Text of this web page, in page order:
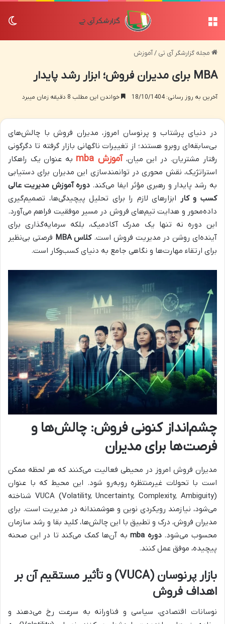
مجله گزارشگر آی تی /آموزش
MBA برای مدیران فروش؛ ابزار رشد پایدار
آخرین به روز رسانی: 18/10/1404 خواندن این مطلب 8 دقیقه زمان میبرد
در دنیای پرشتاب و پرنوسان امروز، مدیران فروش با چالش‌های
بی‌سابقه‌ای روبرو هستند؛ از تغییرات ناگهانی بازار گرفته تا دگرگونی
رفتار مشتریان. در این میان، آموزش mba
به عنوان یک راهکار
استراتژیک، نقش محوری در توانمندسازی این مدیران برای دستیابی
به رشد پایدار و رهبری مؤثر ایفا می‌کند. دوره آموزش مدیریت عالی
کسب و کار ابزارهای لازم را برای تحلیل پیچیدگی‌ها، تصمیم‌گیری
داده‌محور و هدایت تیم‌های فروش در مسیر موفقیت فراهم می‌آورد.
این دوره نه تنها یک مدرک آکادمیک، بلکه سرمایه‌گذاری برای
آینده‌ای روشن در مدیریت فروش است.کلاس MBA
فرصتی بی‌نظیر
برای ارتقاء مهارت‌ها و نگاهی جامع به دنیای کسب‌وکار است.
چشم‌انداز کنونی فروش: چالش‌ها و
فرصت‌ها برای مدیران
مدیران فروش امروز در محیطی فعالیت می‌کنند که هر لحظه ممکن
است با تحولات غیرمنتظره روبه‌رو شود. این محیط که با عنوان
VUCA (Volatility, Uncertainty, Complexity, Ambiguity) شناخته
می‌شود، نیازمند رویکردی نوین و هوشمندانه در مدیریت است. برای
مدیران فروش، درک و تطبیق با این چالش‌ها، کلید بقا و رشد سازمان
محسوب می‌شود.دوره mba
به آن‌ها کمک می‌کند تا در این صحنه
پیچیده، موفق عمل کنند.
بازار پرنوسان (VUCA) و تأثیر مستقیم آن بر
اهداف فروش
نوسانات اقتصادی، سیاسی و فناورانه به سرعت رخ می‌دهند و